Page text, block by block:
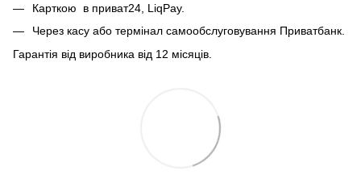
Карткою в приват24, LiqPay.
Через касу або термінал самообслуговування Приватбанк.
Гарантія від виробника від 12 місяців.